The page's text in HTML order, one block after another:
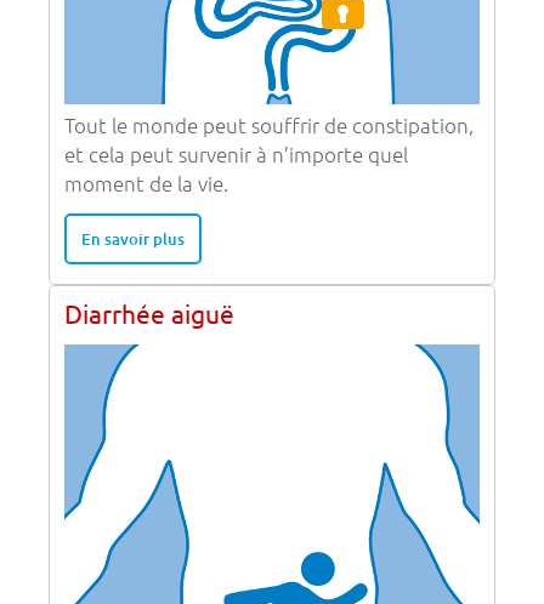
Tout le monde peut souffrir de constipation,
et cela peut survenir à n’importe quel
moment de la vie.
En savoir plus
Diarrhée aiguë